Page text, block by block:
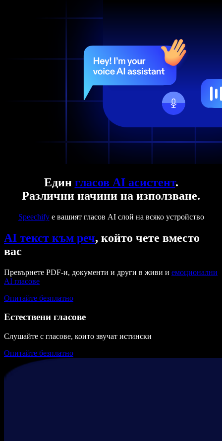
Един гласов AI асистент.
Различни начини на използване.
Speechifyе вашият гласов AI слой на всяко устройство
AI текст към реч, който чете вместо
вас
Превърнете PDF-и, документи и други в живи и емоционални
AI гласове
Опитайте безплатно
Естествени гласове
Слушайте с гласове, които звучат истински
Опитайте безплатно